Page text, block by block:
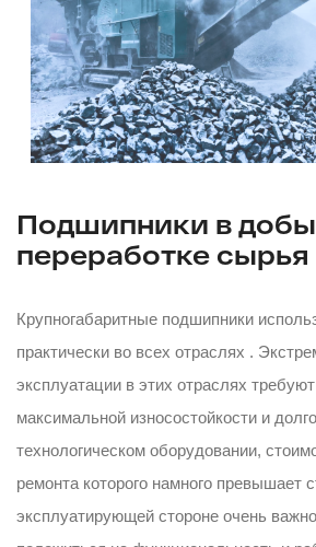
Подшипники в
переработке сырья
Крупногабаритные подшипники
практически во всех отраслях .
эксплуатации в этих отраслях
максимальной износостойкости и
технологическом оборудовании,
ремонта которого намного превышает
эксплуатирующей стороне очень